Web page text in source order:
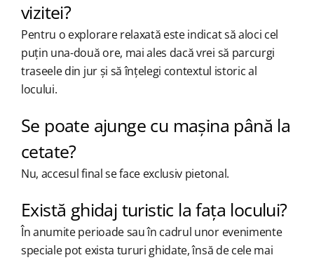
vizitei?
Pentru o explorare relaxată este indicat să aloci cel
puțin una-două ore, mai ales dacă vrei să parcurgi
traseele din jur și să înțelegi contextul istoric al
locului.
Se poate ajunge cu mașina până la
cetate?
Nu, accesul final se face exclusiv pietonal.
Există ghidaj turistic la fața locului?
În anumite perioade sau în cadrul unor evenimente
speciale pot exista tururi ghidate, însă de cele mai